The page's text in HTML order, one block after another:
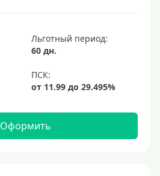
Льготный период:
60 дн.
Оформить